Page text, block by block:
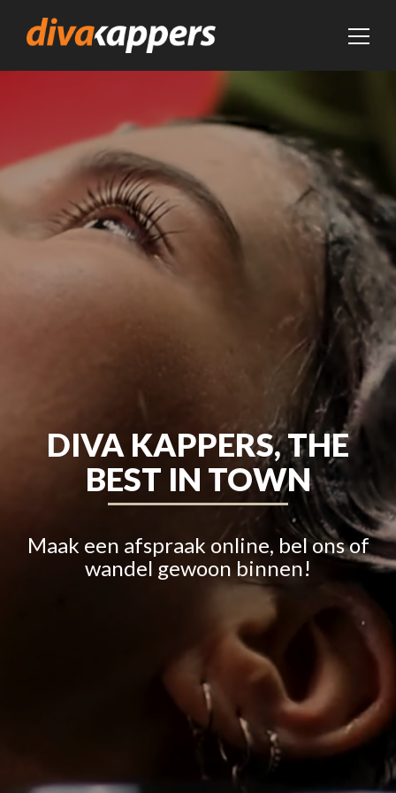
DIVA KAPPERS, THE
BEST IN TOWN
Maak een afspraak online, bel ons of
wandel gewoon binnen!